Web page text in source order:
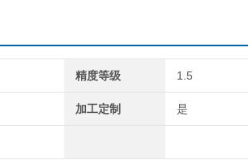
精度等级 1.5
加工定制 是